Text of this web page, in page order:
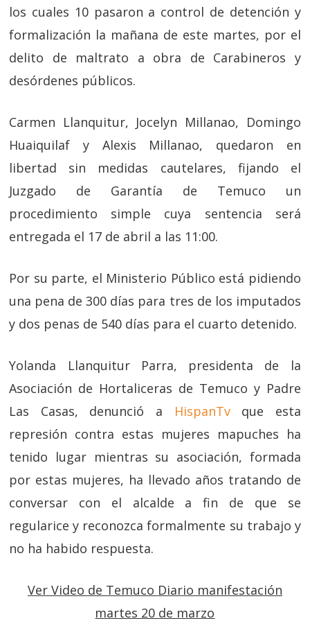
los cuales 10 pasaron a control de detención y
formalización la mañana de este martes, por el
delito de maltrato a obra de Carabineros y
desórdenes públicos.
Carmen Llanquitur, Jocelyn Millanao, Domingo
Huaiquilaf y Alexis Millanao, quedaron en
libertad sin medidas cautelares, fijando el
Juzgado de Garantía de Temuco un
procedimiento simple cuya sentencia será
entregada el 17 de abril a las 11:00.
Por su parte, el Ministerio Público está pidiendo
una pena de 300 días para tres de los imputados
y dos penas de 540 días para el cuarto detenido.
Yolanda Llanquitur Parra, presidenta de la
Asociación de Hortaliceras de Temuco y Padre
Las Casas, denunció a
HispanTvque esta
represión contra estas mujeres mapuches ha
tenido lugar mientras su asociación, formada
por estas mujeres, ha llevado años tratando de
conversar con el alcalde a fin de que se
regularice y reconozca formalmente su trabajo y
no ha habido respuesta.
Ver Video de Temuco Diario manifestación
martes 20 de marzo